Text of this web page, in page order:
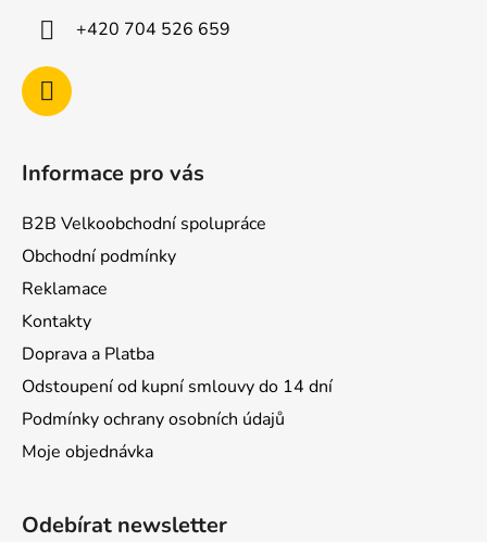
+420 704 526 659
Informace pro vás
B2B Velkoobchodní spolupráce
Obchodní podmínky
Reklamace
Kontakty
Doprava a Platba
Odstoupení od kupní smlouvy do 14 dní
Podmínky ochrany osobních údajů
Moje objednávka
Odebírat newsletter